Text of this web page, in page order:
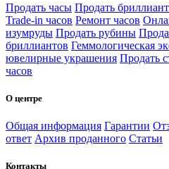
Продать часы Продать
Trade-in часов Ремонт часов
изумруды Продать рубины
бриллиантов Геммологическая
ювелирные украшения Продать
часов
О центре
Общая информация Гарантии
ответ Архив проданного Статьи
Контакты